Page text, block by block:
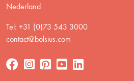
Nederland
Tel: +31 (0)73 543 3000
contact@bolsius.com